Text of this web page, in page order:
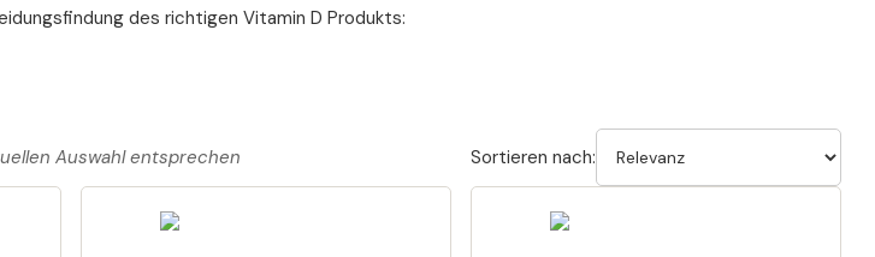
des richtigen Vitamin D Produkts:
Auswahl entsprechen Sortieren nach: